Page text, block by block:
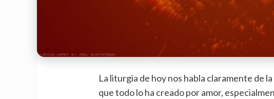
La liturgia de hoy nos habla claramente de
que todo lo ha creado por amor,